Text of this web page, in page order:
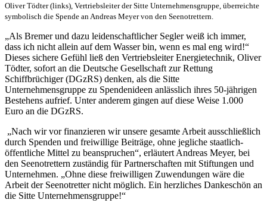
Oliver Tödter (links), Vertriebsleiter der Sitte Unternehmensgruppe, überreichte
symbolisch die Spende an Andreas Meyer von den Seenotrettern.
„Als Bremer und dazu leidenschaftlicher Segler weiß ich immer,
dass ich nicht allein auf dem Wasser bin, wenn es mal eng wird!“
Dieses sichere Gefühl ließ den Vertriebsleiter Energietechnik, Oliver
Tödter, sofort an die Deutsche Gesellschaft zur Rettung
Schiffbrüchiger (DGzRS) denken, als die Sitte
Unternehmensgruppe zu Spendenideen anlässlich ihres 50-jährigen
Bestehens aufrief. Unter anderem gingen auf diese Weise 1.000
Euro an die DGzRS.
„Nach wir vor finanzieren wir unsere gesamte Arbeit ausschließlich
durch Spenden und freiwillige Beiträge, ohne jegliche staatlich-
öffentliche Mittel zu beanspruchen“, erläutert Andreas Meyer, bei
den Seenotrettern zuständig für Partnerschaften mit Stiftungen und
Unternehmen. „Ohne diese freiwilligen Zuwendungen wäre die
Arbeit der Seenotretter nicht möglich. Ein herzliches Dankeschön an
die Sitte Unternehmensgruppe!“